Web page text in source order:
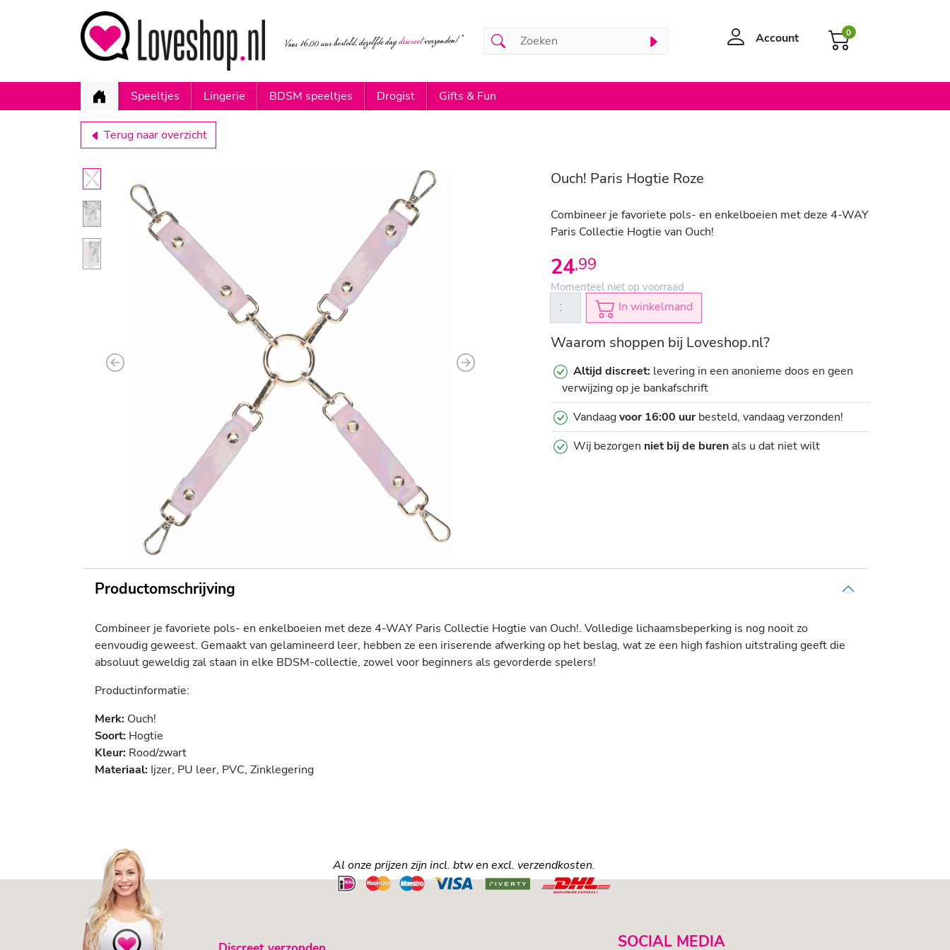
Account 0
Speeltjes Lingerie BDSM speeltjes Drogist Gifts & Fun
Terug naar overzicht
Previous Next
Ouch! Paris Hogtie Roze
Combineer je favoriete pols- en enkelboeien met deze 4-WAY
Paris Collectie Hogtie van Ouch!
24,99
Momenteel niet op voorraad
In winkelmand
Waarom shoppen bij Loveshop.nl?
Altijd discreet: levering in een anonieme doos en geen
verwijzing op je bankafschrift
Vandaagvoor 16:00 uurbesteld, vandaag verzonden!
Wij bezorgen niet bij de burenals u dat niet wilt
Productomschrijving
Combineer je favoriete pols- en enkelboeien met deze 4-WAY Paris Collectie Hogtie van Ouch!. Volledige lichaamsbeperking is nog nooit zo
eenvoudig geweest. Gemaakt van gelamineerd leer, hebben ze een iriserende afwerking op het beslag, wat ze een high fashion uitstraling geeft die
absoluut geweldig zal staan in elke BDSM-collectie, zowel voor beginners als gevorderde spelers!
Productinformatie:
Merk: Ouch!
Soort: Hogtie
Kleur: Rood/zwart
Materiaal: Ijzer, PU leer, PVC, Zinklegering
Al onze prijzen zijn incl. btw en excl. verzendkosten.
SOCIAL MEDIA